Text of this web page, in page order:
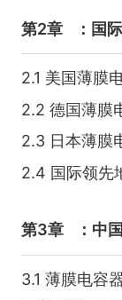
第2章 ：国
2.1 美国薄膜
2.2 德国薄膜
2.3 日本薄膜
2.4 国际领先
第3章 ：中
3.1 薄膜电容